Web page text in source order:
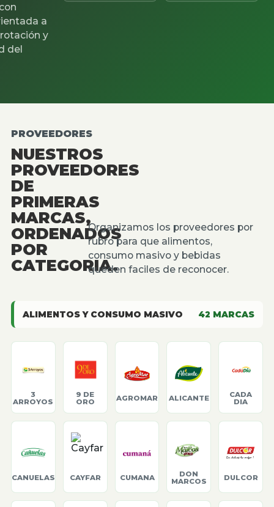
a
y
del
PROVEEDORES
NUESTROS
PROVEEDORES
DE
PRIMERAS
MARCAS,
ORDENADOS
POR
CATEGORIA.
Organizamos los proveedores por
rubro para que alimentos,
consumo masivo y bebidas
queden faciles de reconocer.
ALIMENTOS Y CONSUMO MASIVO 42 MARCAS
3
ARROYOS
9 DE
ORO
AGROMAR ALICANTE
CADA
DIA
CANUELAS CAYFAR CUMANA
DON
MARCOS
DULCOR